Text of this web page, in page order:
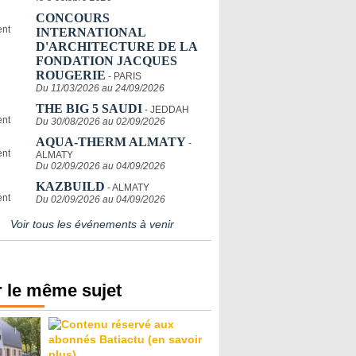
CONCOURS
INTERNATIONAL
D'ARCHITECTURE DE LA
FONDATION JACQUES
ROUGERIE - PARIS
Du 11/03/2026 au 24/09/2026
THE BIG 5 SAUDI - JEDDAH
Du 30/08/2026 au 02/09/2026
AQUA-THERM ALMATY -
ALMATY
Du 02/09/2026 au 04/09/2026
KAZBUILD - ALMATY
Du 02/09/2026 au 04/09/2026
Voir tous les événements à venir
le même sujet